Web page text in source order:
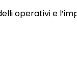
operativi e